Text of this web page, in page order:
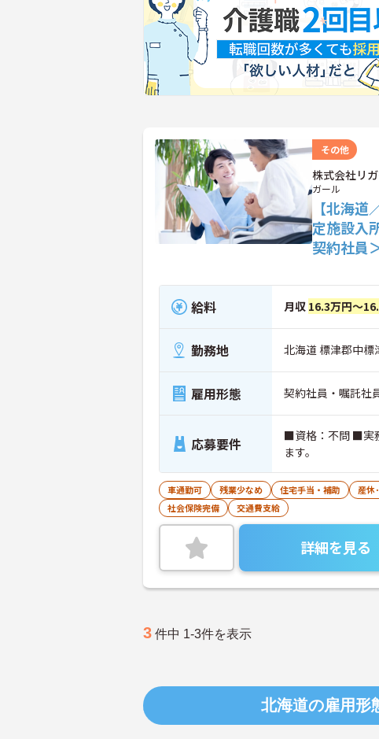
その他
株式会社リ
ガール
【北海
定施設入
契約社員
給料 月収 16.3万円～
勤務地 北海道 標津郡中標
雇用形態 契約社員・嘱託社
応募要件
■資格：不問 ■実
ます。
車通勤可 残業少なめ 住宅手当・補助 産休
社会保険完備
交通費支給
詳細を見る
3 件中 1-3件を表示
北海道の雇用形